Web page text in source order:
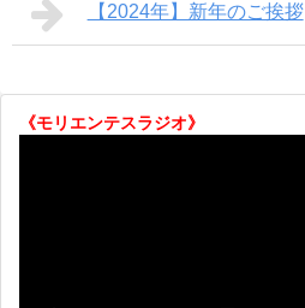
【2024年】新年のご挨拶
《モリエンテスラジオ》